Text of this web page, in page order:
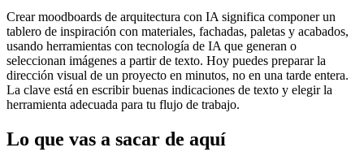
Crear moodboards de arquitectura con IA significa componer un
tablero de inspiración con materiales, fachadas, paletas y acabados,
usando herramientas con tecnología de IA que generan o
seleccionan imágenes a partir de texto. Hoy puedes preparar la
dirección visual de un proyecto en minutos, no en una tarde entera.
La clave está en escribir buenas indicaciones de texto y elegir la
herramienta adecuada para tu flujo de trabajo.
Lo que vas a sacar de aquí